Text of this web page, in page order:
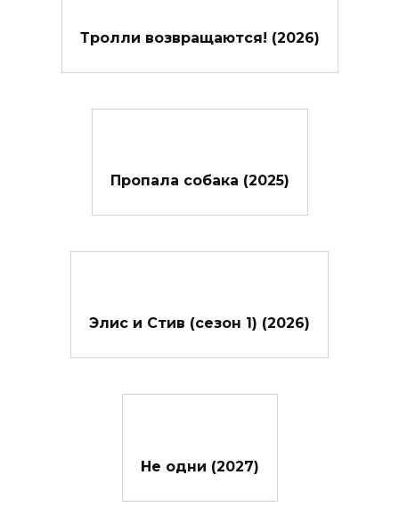
Тролли возвращаются! (2026)
Пропала собака (2025)
Элис и Стив (сезон 1) (2026)
Не одни (2027)